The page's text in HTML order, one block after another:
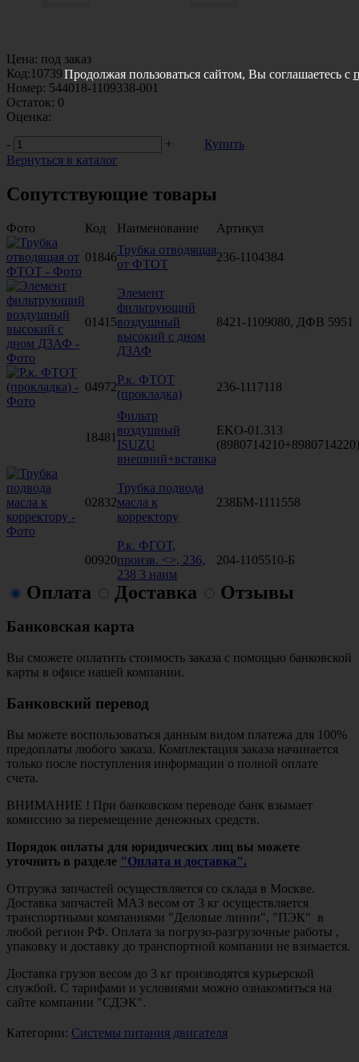
Цена: под заказ
Код:10739
Номер: 544018-1109338-001
Остаток: 0
Оценка:
-
+
Купить
Вернуться в каталог
Сопутствующие товары
Фото Код Наименование Артикул
01846
Трубка отводящая
от ФТОТ
236-1104384
01415
Элемент
фильтрующий
воздушный
высокий с дном
ДЗАФ
8421-1109080, ДФВ 5951
04972
Р.к. ФТОТ
(прокладка)
236-1117118
18481
Фильтр
воздушный
ISUZU
внешний+вставка
EKO-01.313
(8980714210+8980714220)
02832
Трубка подвода
масла к
корректору
238БМ-1111558
00920
Р.к. ФГОТ,
произв. <>, 236,
238 3 наим
204-1105510-Б
Оплата Доставка Отзывы
Банковская карта
Вы сможете оплатить стоимость заказа с помощью банковской
карты в офисе нашей компании.
Банковский перевод
Вы можете воспользоваться данным видом платежа для 100%
предоплаты любого заказа. Комплектация заказа начинается
только после поступления информации о полной оплате
счета.
ВНИМАНИЕ ! При банковском переводе банк взымает
комиссию за перемещение денежных средств.
Порядок оплаты для юридических лиц вы можете
уточнить в разделе "Оплата и доставка".
Отгрузка запчастей осуществляется со склада в Москве.
Доставка запчастей МАЗ весом от 3 кг осуществляется
транспортными компаниями "Деловые линии", "ПЭК" в
любой регион РФ. Оплата за погрузо-разгрузочные работы ,
упаковку и доставку до транспортной компании не взимается.
Доставка грузов весом до 3 кг производятся курьерской
службой. С тарифами и условиями можно ознакомиться на
сайте компании "СДЭК".
Категории: Системы питания двигателя
Продолжая пользоваться сайтом, Вы соглашаетесь с